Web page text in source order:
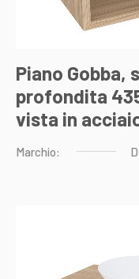
Piano Gobba,
profondita
vista in
Marchio: